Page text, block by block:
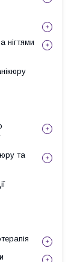
нігтями
та